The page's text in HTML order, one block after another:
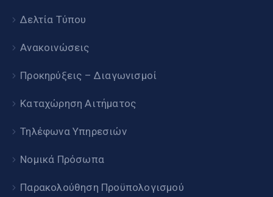
Δελτία Τύπου
Ανακοινώσεις
Προκηρύξεις – Διαγωνισμοί
Καταχώρηση Αιτήματος
Τηλέφωνα Υπηρεσιών
Νομικά Πρόσωπα
Παρακολούθηση Προϋπολογισμού